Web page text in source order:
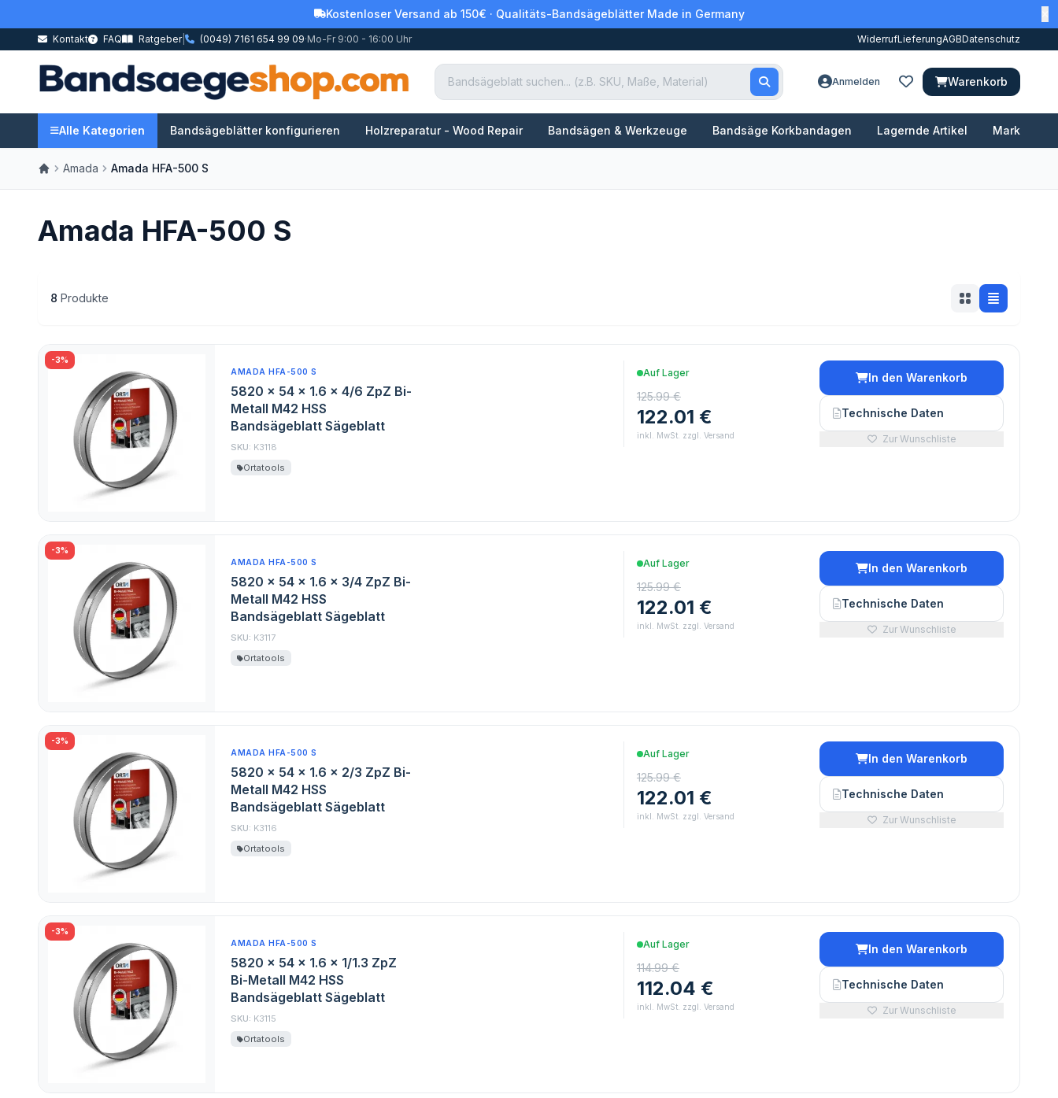
Kostenloser Versand ab 150€ · Qualitäts-Bandsägeblätter Made in Germany
Kontakt FAQ Ratgeber| (0049) 7161 654 99 09·Mo-Fr 9:00 - 16:00 Uhr WiderrufLieferungAGBDatenschutz
Anmelden Warenkorb
Alle Kategorien Bandsägeblätter konfigurieren Holzreparatur - Wood Repair Bandsägen & Werkzeuge Bandsäge Korkbandagen Lagernde Artikel Marken
Amada Amada HFA-500 S
Amada HFA-500 S
8 Produkte
-3%
AMADA HFA-500 S
5820 x 54 x 1.6 x 4/6 ZpZ Bi-
Metall M42 HSS
Bandsägeblatt Sägeblatt
SKU: K3118
Ortatools
Auf Lager
125.99 €
122.01 €
inkl. MwSt. zzgl. Versand
In den Warenkorb
Technische Daten
Zur Wunschliste
-3%
AMADA HFA-500 S
5820 x 54 x 1.6 x 3/4 ZpZ Bi-
Metall M42 HSS
Bandsägeblatt Sägeblatt
SKU: K3117
Ortatools
Auf Lager
125.99 €
122.01 €
inkl. MwSt. zzgl. Versand
In den Warenkorb
Technische Daten
Zur Wunschliste
-3%
AMADA HFA-500 S
5820 x 54 x 1.6 x 2/3 ZpZ Bi-
Metall M42 HSS
Bandsägeblatt Sägeblatt
SKU: K3116
Ortatools
Auf Lager
125.99 €
122.01 €
inkl. MwSt. zzgl. Versand
In den Warenkorb
Technische Daten
Zur Wunschliste
-3%
AMADA HFA-500 S
5820 x 54 x 1.6 x 1/1.3 ZpZ
Bi-Metall M42 HSS
Bandsägeblatt Sägeblatt
SKU: K3115
Ortatools
Auf Lager
114.99 €
112.04 €
inkl. MwSt. zzgl. Versand
In den Warenkorb
Technische Daten
Zur Wunschliste